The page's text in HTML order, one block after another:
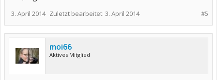
#5
3. April 2014 Zuletzt bearbeitet: 3. April 2014
moi66
Aktives Mitglied